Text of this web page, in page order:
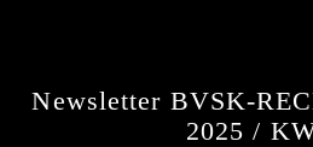
Newsletter BVSK-
2025 /